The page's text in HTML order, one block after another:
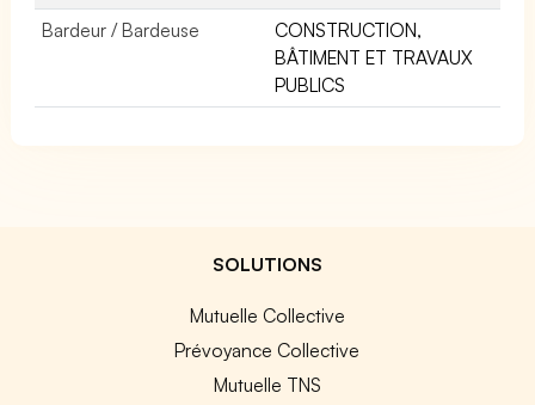
Bardeur / Bardeuse
CONSTRUCTION,
BÂTIMENT ET TRAVAUX
PUBLICS
SOLUTIONS
Mutuelle Collective
Prévoyance Collective
Mutuelle TNS